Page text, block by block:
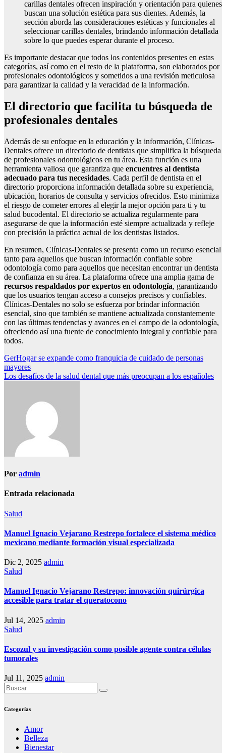
carillas dentales ofrecen inspiración y orientación para quienes
buscan una solución estética para sus dientes. Además, la
sección aborda las consideraciones estéticas y funcionales al
seleccionar carillas dentales, brindando información detallada
sobre lo que puedes esperar durante el proceso.
Es importante destacar que todos los contenidos presentes en estas
categorías, así como en el resto de la plataforma, son elaborados por
profesionales odontológicos y sometidos a una revisión meticulosa
para garantizar la calidad y la veracidad de la información.
El directorio que facilita tu búsqueda de
profesionales dentales
Además de su enfoque en la educación y la información, Clínicas-
Dentales ofrece un directorio de dentistas que simplifica la búsqueda
de profesionales odontológicos en tu área. Esta función es una
herramienta valiosa que garantiza que encuentres al dentista
adecuado para tus necesidades. Cada perfil de dentista en el
directorio proporciona información detallada sobre su experiencia,
ubicación, horarios de consulta y servicios ofrecidos. Esto minimiza
el riesgo de cometer errores al elegir la mejor opción para ti y tu
salud bucodental. El directorio se actualiza regularmente para
asegurarse de que la información esté siempre actualizada y refleje
con precisión la práctica actual de los dentistas listados.
En resumen, Clínicas-Dentales se presenta como un recurso esencial
tanto para aquellos que buscan información confiable sobre
odontología como para aquellos que necesitan encontrar un dentista
de confianza en su área. La plataforma ofrece una amplia gama de
recursos respaldados por expertos en odontología, garantizando
que los usuarios tengan acceso a consejos precisos y confiables.
Clínicas-Dentales no solo se esfuerza por brindar información
esencial, sino que también se mantiene actualizada constantemente
con las últimas tendencias y avances en el campo de la odontología,
ofreciendo así una fuente de conocimiento integral y confiable para
todos.
Navegación
de
GerHogar se expande como franquicia de cuidado de personas
mayores
Los desafíos de la salud dental que más preocupan a los españoles
Por admin
Entrada relacionada
Salud
Manuel Ignacio Vejarano Restrepo fortalece el sistema médico
mexicano mediante formación visual especializada
Dic 2, 2025 admin
Salud
Manuel Ignacio Vejarano Restrepo: innovación quirúrgica
accesible para tratar el queratocono
Jul 14, 2025 admin
Salud
Escozul y su investigación como posible agente contra células
tumorales
Jul 11, 2025 admin
Categorías
Amor
Belleza
Bienestar